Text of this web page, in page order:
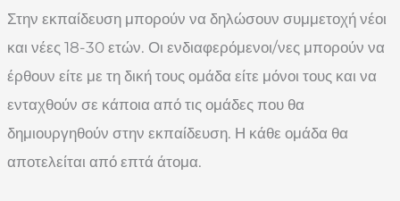
Στην εκπαίδευση μπορούν να δηλώσουν συμμετοχή νέοι
και νέες 18-30 ετών. Οι ενδιαφερόμενοι/νες μπορούν να
έρθουν είτε με τη δική τους ομάδα είτε μόνοι τους και να
ενταχθούν σε κάποια από τις ομάδες που θα
δημιουργηθούν στην εκπαίδευση. Η κάθε ομάδα θα
αποτελείται από επτά άτομα.